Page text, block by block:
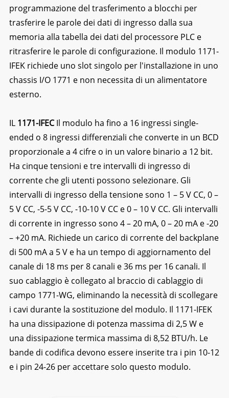
programmazione del trasferimento a blocchi per
trasferire le parole dei dati di ingresso dalla sua
memoria alla tabella dei dati del processore PLC e
ritrasferire le parole di configurazione. Il modulo 1171-
IFEK richiede uno slot singolo per l'installazione in uno
chassis I/O 1771 e non necessita di un alimentatore
esterno.
IL 1171-IFECIl modulo ha fino a 16 ingressi single-
ended o 8 ingressi differenziali che converte in un BCD
proporzionale a 4 cifre o in un valore binario a 12 bit.
Ha cinque tensioni e tre intervalli di ingresso di
corrente che gli utenti possono selezionare. Gli
intervalli di ingresso della tensione sono 1 – 5 V CC, 0 –
5 V CC, -5-5 V CC, -10-10 V CC e 0 – 10 V CC. Gli intervalli
di corrente in ingresso sono 4 – 20 mA, 0 – 20 mA e -20
– +20 mA. Richiede un carico di corrente del backplane
di 500 mA a 5 V e ha un tempo di aggiornamento del
canale di 18 ms per 8 canali e 36 ms per 16 canali. Il
suo cablaggio è collegato al braccio di cablaggio di
campo 1771-WG, eliminando la necessità di scollegare
i cavi durante la sostituzione del modulo. Il 1171-IFEK
ha una dissipazione di potenza massima di 2,5 W e
una dissipazione termica massima di 8,52 BTU/h. Le
bande di codifica devono essere inserite tra i pin 10-12
e i pin 24-26 per accettare solo questo modulo.